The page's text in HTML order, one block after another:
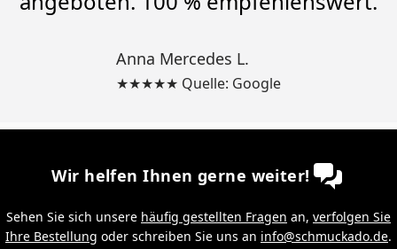
Anna Mercedes L.
★★★★★ Quelle: Google
Wir helfen Ihnen gerne weiter!
Sehen Sie sich unsere häufig gestellten Fragen an, verfolgen Sie
Ihre Bestellung oder schreiben Sie uns an info@schmuckado.de.